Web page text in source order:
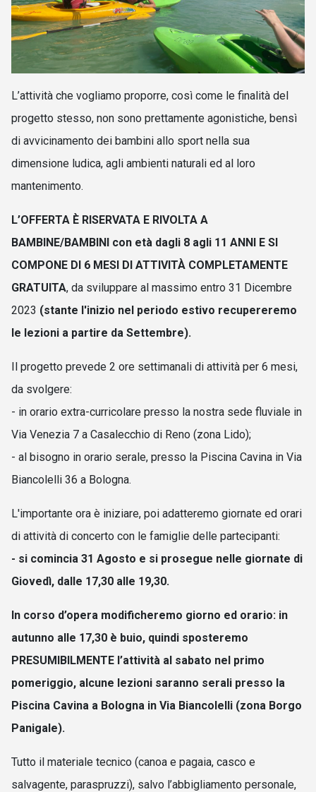
L’attività che vogliamo proporre, così come le finalità del
progetto stesso, non sono prettamente agonistiche, bensì
di avvicinamento dei bambini allo sport nella sua
dimensione ludica, agli ambienti naturali ed al loro
mantenimento.
L’OFFERTA È RISERVATA E RIVOLTA A
BAMBINE/BAMBINI con età dagli 8 agli 11 ANNI E SI
COMPONE DI 6 MESI DI ATTIVITÀ COMPLETAMENTE
GRATUITA, da sviluppare al massimo entro 31 Dicembre
2023 (stante l'inizio nel periodo estivo recupereremo
le lezioni a partire da Settembre).
Il progetto prevede 2 ore settimanali di attività per 6 mesi,
da svolgere:
- in orario extra-curricolare presso la nostra sede fluviale in
Via Venezia 7 a Casalecchio di Reno (zona Lido);
- al bisogno in orario serale, presso la Piscina Cavina in Via
Biancolelli 36 a Bologna.
L'importante ora è iniziare, poi adatteremo giornate ed orari
di attività di concerto con le famiglie delle partecipanti:
- si comincia 31 Agosto e si prosegue nelle giornate di
Giovedì, dalle 17,30 alle 19,30.
In corso d’opera modificheremo giorno ed orario: in
autunno alle 17,30 è buio, quindi sposteremo
PRESUMIBILMENTE l’attività al sabato nel primo
pomeriggio, alcune lezioni saranno serali presso la
Piscina Cavina a Bologna in Via Biancolelli (zona Borgo
Panigale).
Tutto il materiale tecnico (canoa e pagaia, casco e
salvagente, paraspruzzi), salvo l’abbigliamento personale,